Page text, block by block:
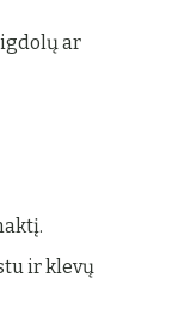
ar
ir klevų